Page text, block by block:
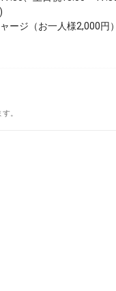
ージ（お一人様2,000円
。